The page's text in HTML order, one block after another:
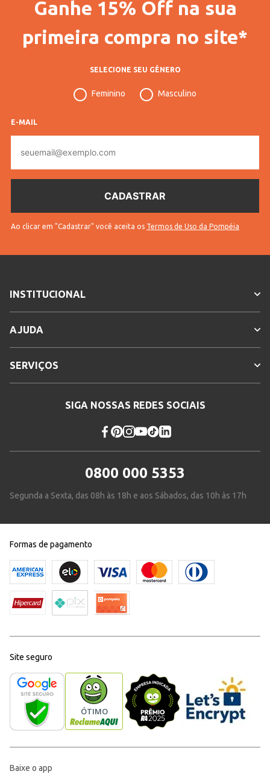
Vendido Por Lojas Pompéia
Gênero Masculino
Infantil
Nylon
Cores
Ganhe 15% Off na sua
primeira compra no site*
SELECIONE SEU GÊNERO
Feminino Masculino
E-MAIL
mail
Ao clicar em "Cadastrar" você aceita os Termos de Uso da Pompéia
INSTITUCIONAL
AJUDA
SERVIÇOS
SIGA NOSSAS REDES SOCIAIS
0800 000 5353
Segunda a Sexta, das 08h às 18h e aos Sábados, das 10h às 17h
Formas de pagamento
Site seguro
Baixe o app